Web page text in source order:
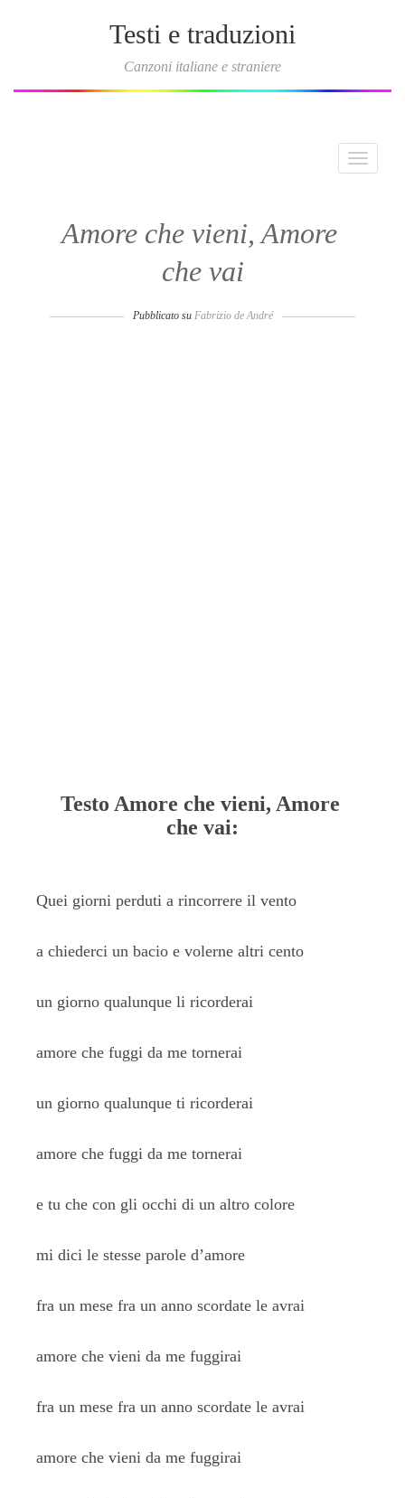
Testi e traduzioni
Canzoni italiane e straniere
Toggle
Amore che vieni, Amore
che vai
Pubblicato su Fabrizio de André
Testo Amore che vieni, Amore
che vai:
Quei giorni perduti a rincorrere il vento
a chiederci un bacio e volerne altri cento
un giorno qualunque li ricorderai
amore che fuggi da me tornerai
un giorno qualunque ti ricorderai
amore che fuggi da me tornerai
e tu che con gli occhi di un altro colore
mi dici le stesse parole d’amore
fra un mese fra un anno scordate le avrai
amore che vieni da me fuggirai
fra un mese fra un anno scordate le avrai
amore che vieni da me fuggirai